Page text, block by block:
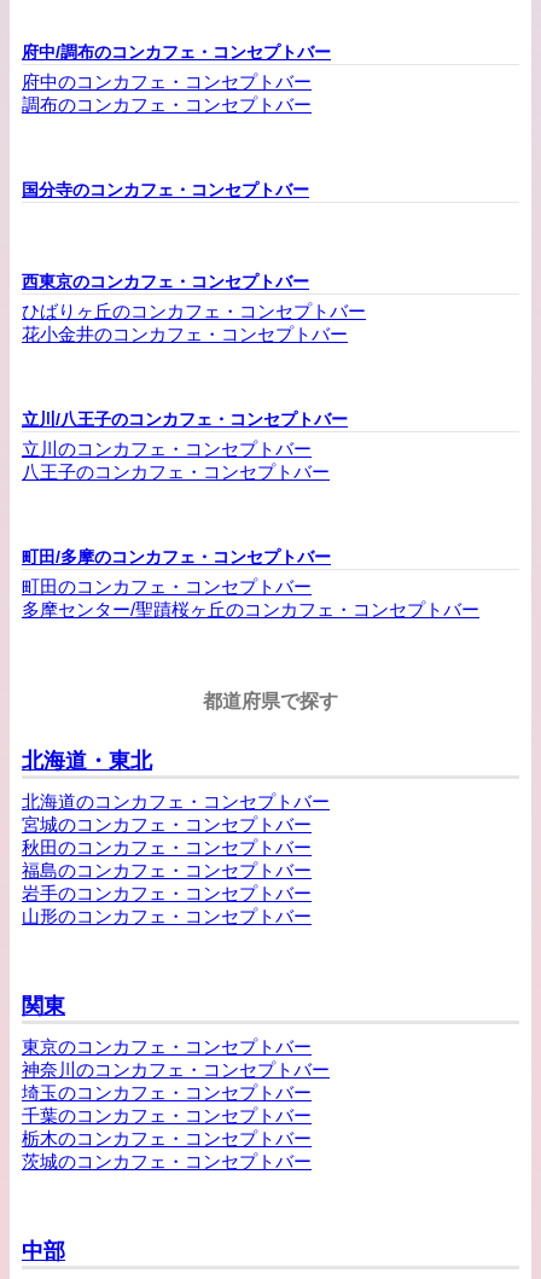
府中/調布のコンカフェ・コンセプトバー
府中のコンカフェ・コンセプトバー
調布のコンカフェ・コンセプトバー
国分寺のコンカフェ・コンセプトバー
西東京のコンカフェ・コンセプトバー
ひばりヶ丘のコンカフェ・コンセプトバー
花小金井のコンカフェ・コンセプトバー
立川/八王子のコンカフェ・コンセプトバー
立川のコンカフェ・コンセプトバー
八王子のコンカフェ・コンセプトバー
町田/多摩のコンカフェ・コンセプトバー
町田のコンカフェ・コンセプトバー
多摩センター/聖蹟桜ヶ丘のコンカフェ・コンセプトバー
都道府県で探す
北海道・東北
北海道のコンカフェ・コンセプトバー
宮城のコンカフェ・コンセプトバー
秋田のコンカフェ・コンセプトバー
福島のコンカフェ・コンセプトバー
岩手のコンカフェ・コンセプトバー
山形のコンカフェ・コンセプトバー
関東
東京のコンカフェ・コンセプトバー
神奈川のコンカフェ・コンセプトバー
埼玉のコンカフェ・コンセプトバー
千葉のコンカフェ・コンセプトバー
栃木のコンカフェ・コンセプトバー
茨城のコンカフェ・コンセプトバー
中部